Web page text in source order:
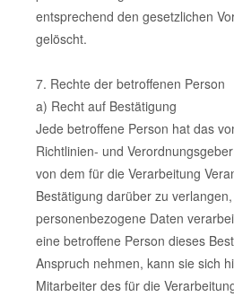
entsprechend den gesetzlichen
gelöscht.
7. Rechte der betroffenen Person
a) Recht auf Bestätigung
Jede betroffene Person hat das
Richtlinien- und
von dem für die Verarbeitung
Bestätigung darüber zu
personenbezogene Daten
eine betroffene Person dieses
Anspruch nehmen, kann sie sich
Mitarbeiter des für die